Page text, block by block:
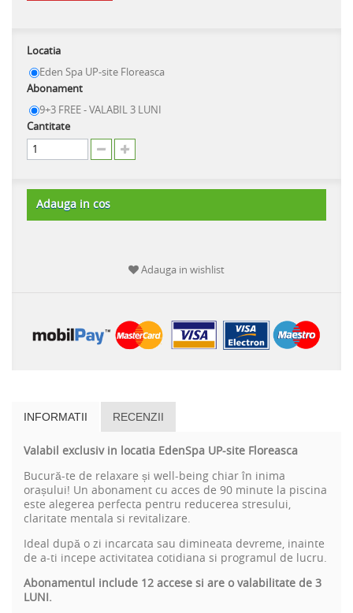
Locatia
Eden Spa UP-site Floreasca
Abonament
9+3 FREE - VALABIL 3 LUNI
Cantitate
Adauga in cos
Adauga in wishlist
INFORMATII RECENZII
Valabil exclusiv in locatia EdenSpa UP-site Floreasca
Bucură-te de relaxare și well-being chiar în inima
orașului! Un abonament cu acces de 90 minute la piscina
este alegerea perfecta pentru reducerea stresului,
claritate mentala si revitalizare.
Ideal după o zi incarcata sau dimineata devreme, inainte
de a-ti incepe activitatea cotidiana si programul de lucru.
Abonamentul include 12 accese si are o valabilitate de 3
LUNI.